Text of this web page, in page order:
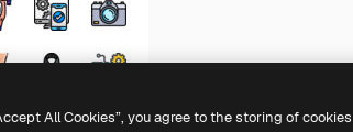
All Cookies”, you agree to the storing of